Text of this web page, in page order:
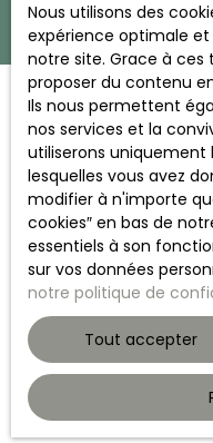
Nous utilisons des
expérience optimale
notre site. Grace à ces
proposer du contenu
Ils nous permettent
nos services et la
utiliserons uniquement
lesquelles vous avez
modifier à n'importe
cookies″ en bas de
essentiels à son
sur vos données
notre politique de
Tout accepter